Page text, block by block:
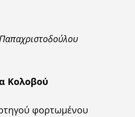
Κολοβού
φορτωμένου